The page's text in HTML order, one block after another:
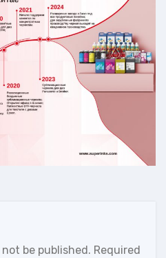
be published. Required